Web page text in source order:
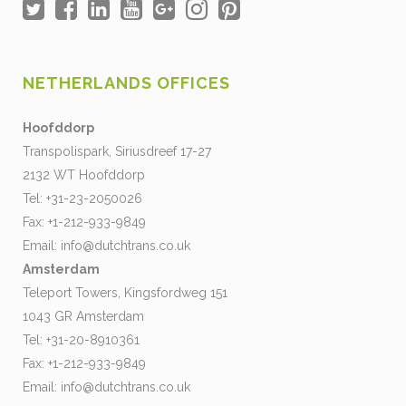
NETHERLANDS OFFICES
Hoofddorp
Transpolispark, Siriusdreef 17-27
2132 WT Hoofddorp
Tel: +31-23-2050026
Fax: +1-212-933-9849
Email: info@dutchtrans.co.uk
Amsterdam
Teleport Towers, Kingsfordweg 151
1043 GR Amsterdam
Tel: +31-20-8910361
Fax: +1-212-933-9849
Email: info@dutchtrans.co.uk